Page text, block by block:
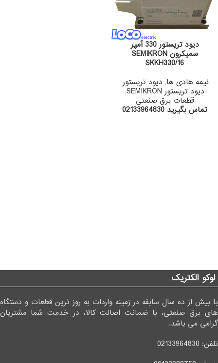
دیود تریستور 330 آمپر
سمیکرون SEMIKRON
SKKH330/16
نیمه هادی ها, دیود تریستور,
دیود تریستور SEMIKRON ,
قطعات برق صنعتی
تماس بگیرید 02133964830
لوکو الکتریک
با بیش از ده سال سابقه در زمینه واردات به روز ترین قطعات و دستگاه
های برق صنعتی، با ضمانت اصالت کالا، در خدمت شما مشتریان
گرامی می باشد.
تلفن: 02133964830